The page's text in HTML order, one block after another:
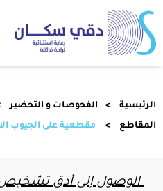
الرئيسية الفحوصات و التحضير
اﻟﻤﻘﺎﻃﻊ مقطعية على الجيوب
الوصول إلى أدق تشخيص